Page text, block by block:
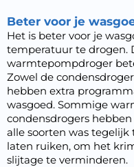
Beter voor je
Het is beter voor je
temperatuur te drogen.
warmtepompdroger
Zowel de
hebben extra
wasgoed. Sommige
condensdrogers
alle soorten was tegelijk
laten ruiken, om het
slijtage te verminderen.